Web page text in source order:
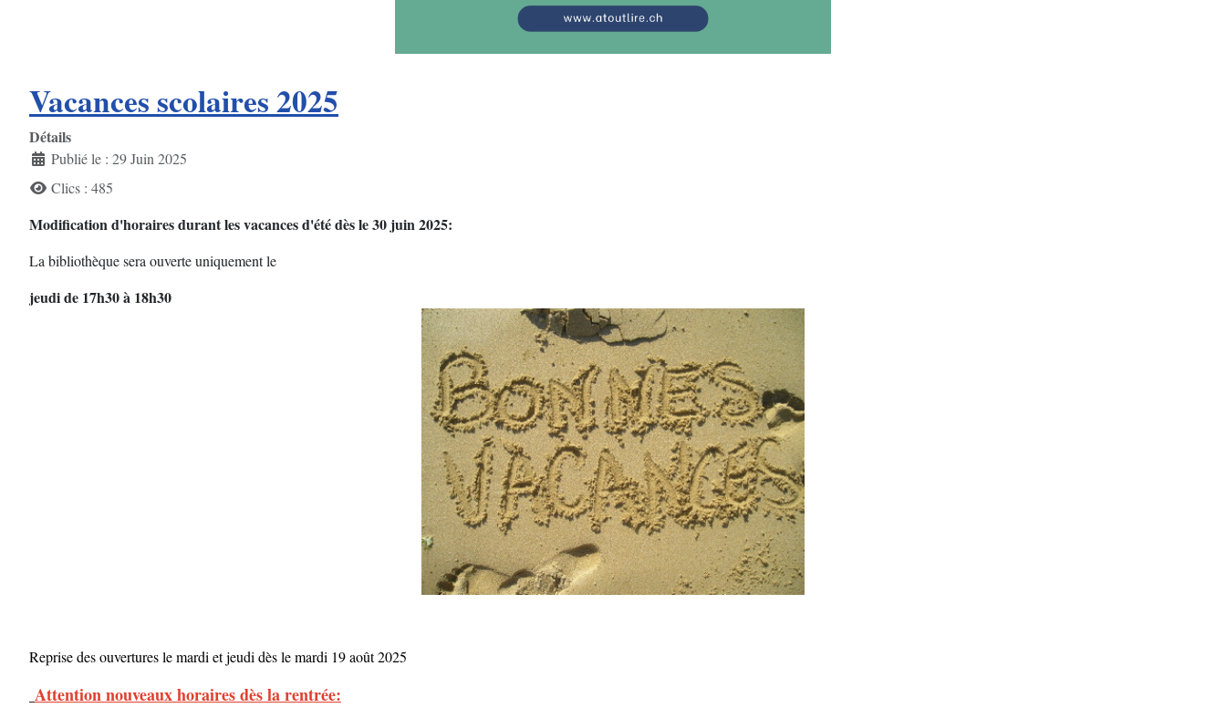
Vacances scolaires 2025
Détails
Publié le : 29 Juin 2025
Clics : 485
Modification d'horaires durantles vacances d'été dès le 30 juin 2025:
La bibliothèque sera ouverte uniquement le
jeudi de 17h30 à 18h30
Reprise des ouvertures le mardi et jeudi dès le mardi 19 août 2025
Attention nouveaux horaires dès la rentrée: